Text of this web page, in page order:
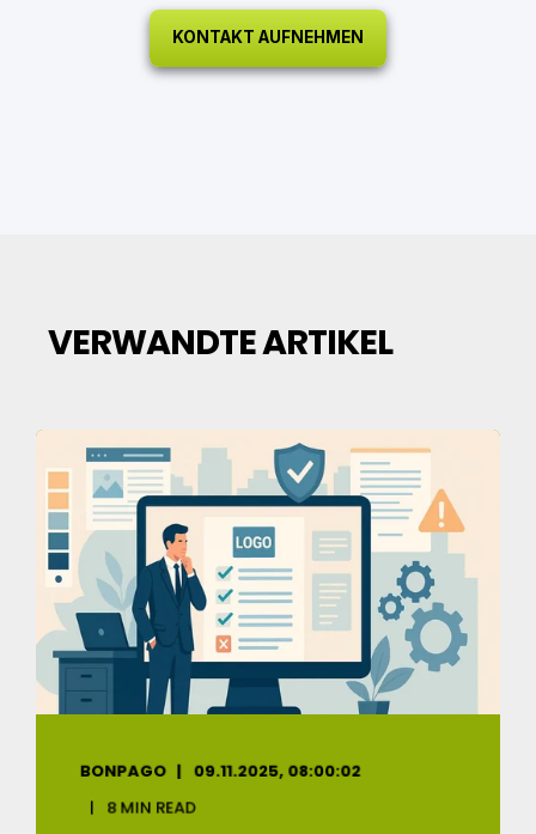
KONTAKT AUFNEHMEN
VERWANDTE ARTIKEL
BONPAGO
09.11.2025, 08:00:02
8 MIN READ